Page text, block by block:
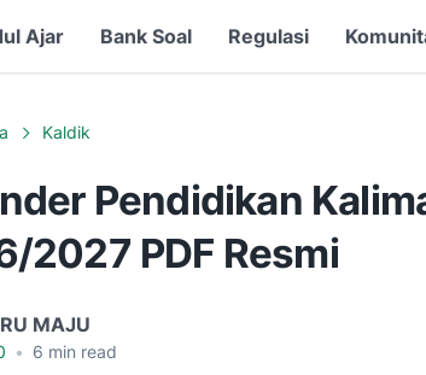
Ajar Bank Soal Regulasi
Kaldik
Pendidikan
2027 PDF Resmi
MAJU
• 6 min read